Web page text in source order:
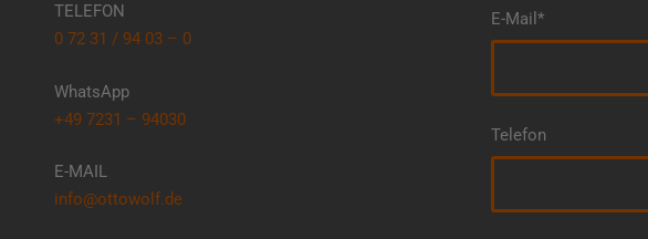
TELEFON
0 72 31 / 94 03 – 0
WhatsApp
+49 7231 – 94030
E-MAIL
info@ottowolf.de
E-Mail*
Telefon